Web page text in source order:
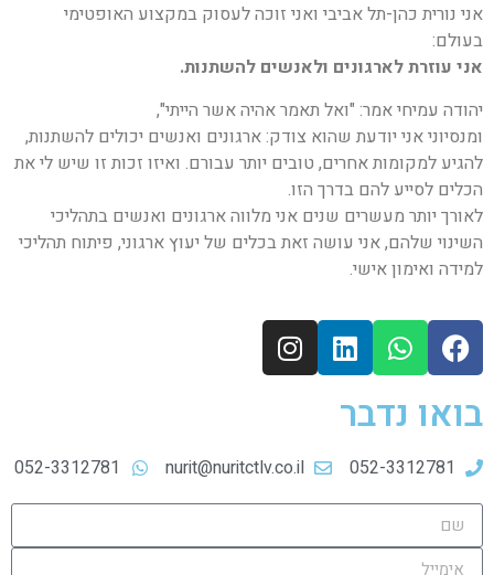
אני נורית כהן-תל אביבי ואני זוכה לעסוק במקצוע האופטימי
בעולם:
אני עוזרת לארגונים ולאנשים להשתנות.
יהודה עמיחי אמר: "ואל תאמר אהיה אשר הייתי",
ומנסיוני אני יודעת שהוא צודק: ארגונים ואנשים יכולים להשתנות,
להגיע למקומות אחרים, טובים יותר עבורם. ואיזו זכות זו שיש לי את
הכלים לסייע להם בדרך הזו.
לאורך יותר מעשרים שנים אני מלווה ארגונים ואנשים בתהליכי
השינוי שלהם, אני עושה זאת בכלים של יעוץ ארגוני, פיתוח תהליכי
למידה ואימון אישי.
בואו נדבר
052-3312781
nurit@nuritctlv.co.il
052-3312781